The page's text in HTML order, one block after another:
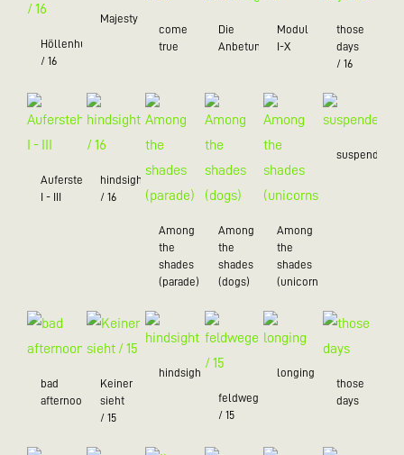
Höllenhund
/ 16
Majesty
come
true
Die
Anbetung
Modul
I-X
those
days
/ 16
Auferstehung
I - III
hindsight
/ 16
Among
the
shades
(parade)
Among
the
shades
(dogs)
Among
the
shades
(unicorns)
suspended
bad
afternoon
Keiner
sieht
/ 15
hindsight
feldwegein
/ 15
longing
those
days